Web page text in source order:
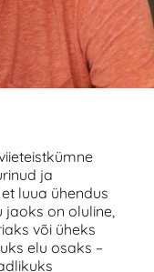
ja
luua ühendus
jaoks on oluline,
või üheks
elu osaks –